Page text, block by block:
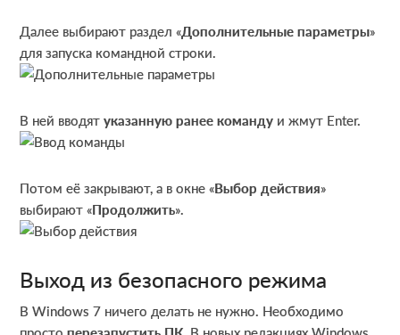
Далее выбирают раздел «Дополнительные параметры»
для запуска командной строки.
В ней вводятуказанную ранее команду и жмут Enter.
Потом её закрывают, а в окне «Выбор действия»
выбирают «Продолжить».
Выход из безопасного режима
В Windows 7 ничего делать не нужно. Необходимо